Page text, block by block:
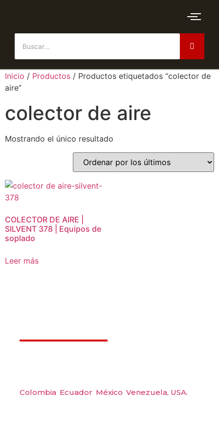
Inicio / Productos / Productos etiquetados “colector de
aire”
colector de aire
Mostrando el único resultado
COLECTOR DE AIRE |
SILVENT 378 | Equipos de
soplado
Leer más
Colombia Ecuador México Venezuela, USA.